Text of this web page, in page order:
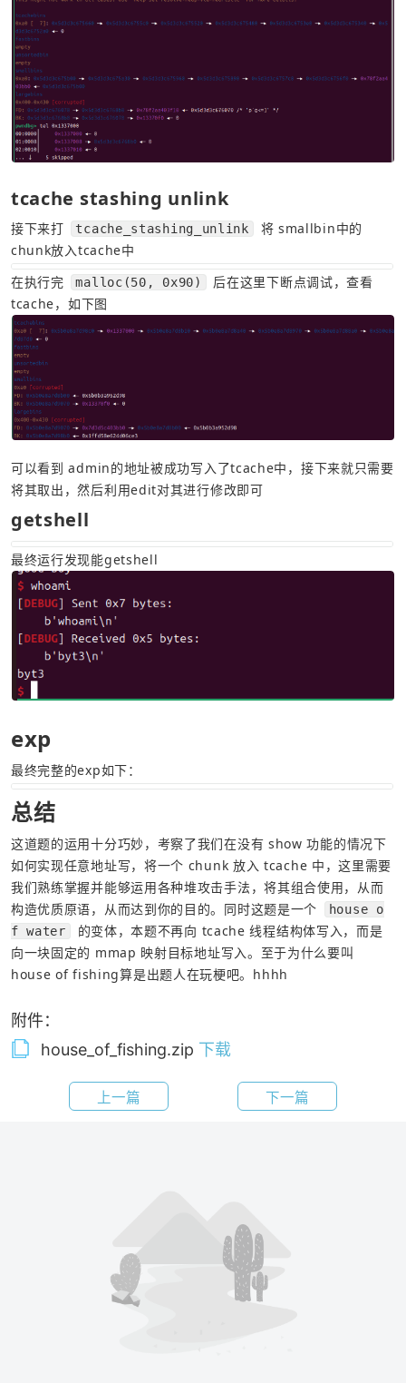
tcache stashing unlink
接下来打 tcache_stashing_unlink
将 smallbin中的
chunk放入tcache中
在执行完
malloc(50, 0x90)
后在这里下断点调试，查看
可以看到 admin的地址被成功写入了tcache中，接下来就只需要
将其取出，然后利用edit对其进行修改即可
getshell
exp
最终完整的exp如下：
总结
这道题的运用十分巧妙，考察了我们在没有 show 功能的情况下
如何实现任意地址写，将一个 chunk 放入 tcache 中，这里需要
我们熟练掌握并能够运用各种堆攻击手法，将其组合使用，从而
构造优质原语，从而达到你的目的。同时这题是一个
house o
f water
的变体，本题不再向 tcache 线程结构体写入，而是
向一块固定的 mmap 映射目标地址写入。至于为什么要叫
house of fishing算是出题人在玩梗吧。hhhh
附件：
house_of_fishing.zip 下载
上一篇 下一篇